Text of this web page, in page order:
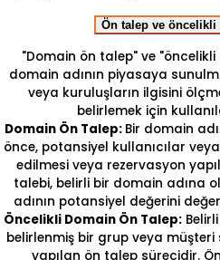
Ön talep ve
"Domain ön talep" ve
domain adının piyasaya
veya kuruluşların ilgisini
belirlemek için
Domain Ön Talep: Bir domain
önce, potansiyel kullanıcılar
edilmesi veya rezervasyon
talebi, belirli bir domain adına
adının potansiyel değerini
Öncelikli Domain Ön Talep:
belirlenmiş bir grup veya
yapılan ön talep sürecidir.